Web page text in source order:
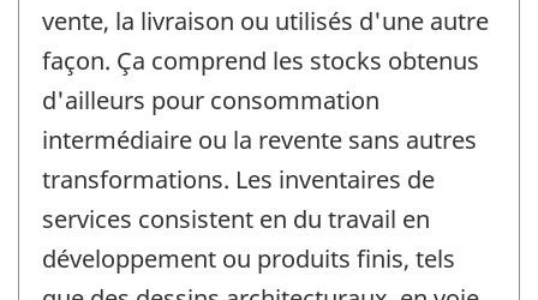
vente, la livraison ou utilisés d'une autre
façon. Ça comprend les stocks obtenus
d'ailleurs pour consommation
intermédiaire ou la revente sans autres
transformations. Les inventaires de
services consistent en du travail en
développement ou produits finis, tels